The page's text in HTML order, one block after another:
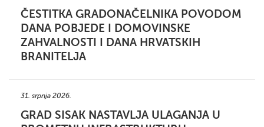
ČESTITKA GRADONAČELNIKA POVODOM
DANA POBJEDE I DOMOVINSKE
ZAHVALNOSTI I DANA HRVATSKIH
BRANITELJA
31. srpnja 2026.
GRAD SISAK NASTAVLJA ULAGANJA U